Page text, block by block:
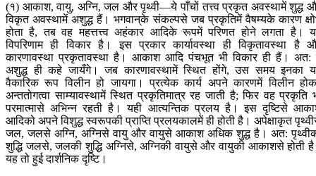
(१) आकाश, वायु, अग्नि, जल और पृथ्वी—ये पाँचों तत्त्व प्रकृत अवस्थामें शुद्ध
विकृत अवस्थामें अशुद्ध हैं। भगवान‍्के संकल्पसे जब प्रकृतिमें वैषम्यके कारण
होता है, तब वह महत्तत्त्व अहंकार आदिके रूपमें परिणत होने लगता है।
विपरिणाम ही विकार है। इस प्रकार कार्यावस्था ही विकृतावस्था है
कारणावस्था प्रकृतावस्था है। आकाश आदि पंचभूत भी विकार ही हैं। अत:
अशुद्ध ही कहे जायँगे। जब कारणावस्थामें स्थित होंगे, उस समय इनका
वैकारिक रूप विलीन हो जायगा। प्रत्येक कार्य अपने कारणमें विलीन
अन्ततोगत्वा साम्यावस्थामें स्थित प्रकृतिमात्र रह जाती है; फिर वह प्रकृति
परमात्मासे अभिन्न रहती है। यही आत्यन्तिक प्रलय है। इस दृष्टिसे
आदिको अपने विशुद्ध स्वरूपकी प्राप्ति प्रलयकालमें ही होती है। अपेक्षाकृत
जल, जलसे अग्नि, अग्निसे वायु और वायुसे आकाश अधिक शुद्ध है। अत:
शुद्धि जलसे, जलकी शुद्धि अग्निसे, अग्निकी वायुसे और वायुकी आकाशसे होती
यह तो हुई दार्शनिक दृष्टि।